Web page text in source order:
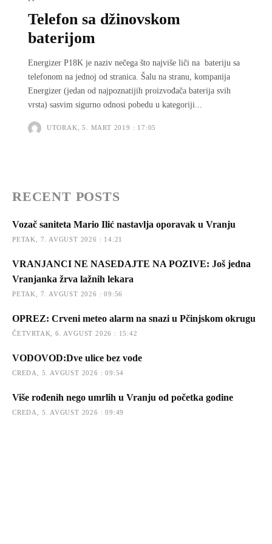
Telefon sa džinovskom
baterijom
Energizer P18K je naziv nečega što najviše liči na bateriju sa
telefonom na jednoj od stranica. Šalu na stranu, kompanija
Energizer (jedan od najpoznatijih proizvođača baterija svih
vrsta) sasvim sigurno odnosi pobedu u kategoriji...
UTORAK, 5. MART 2019 : 17:05
RECENT POSTS
Vozač saniteta Mario Ilić nastavlja oporavak u Vranju
PETAK, 7. AVGUST 2026 : 14:21
VRANJANCI NE NASEDAJTE NA POZIVE: Još jedna
Vranjanka žrva lažnih lekara
PETAK, 7. AVGUST 2026 : 09:56
OPREZ: Crveni meteo alarm na snazi u Pčinjskom okrugu
ČETVRTAK, 6. AVGUST 2026 : 15:42
VODOVOD:Dve ulice bez vode
CREDA, 5. AVGUST 2026 : 09:54
Više rođenih nego umrlih u Vranju od početka godine
CREDA, 5. AVGUST 2026 : 09:49